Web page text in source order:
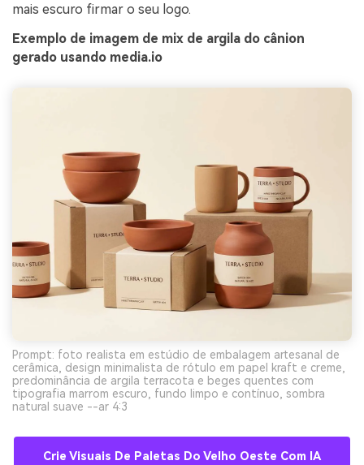
mais escuro firmar o seu logo.
Exemplo de imagem de mix de argila do cânion
gerado usando media.io
Prompt: foto realista em estúdio de embalagem artesanal de
cerâmica, design minimalista de rótulo em papel kraft e creme,
predominância de argila terracota e beges quentes com
tipografia marrom escuro, fundo limpo e contínuo, sombra
natural suave --ar 4:3
Crie Visuais De Paletas Do Velho Oeste Com IA